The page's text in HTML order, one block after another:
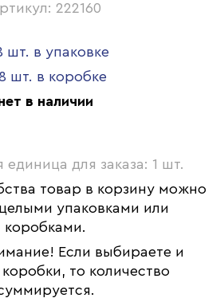
222160
шт. в упаковке
шт. в коробке
в наличии
для заказа: 1 шт.
товар в корзину можно
упаковками или
коробками.
Если выбираете и
то количество